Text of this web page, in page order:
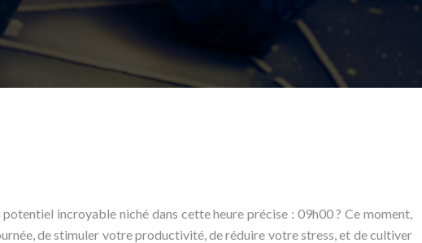
incroyable niché dans cette heure précise : 09h00 ? Ce moment,
de stimuler votre productivité, de réduire votre stress, et de cultiver